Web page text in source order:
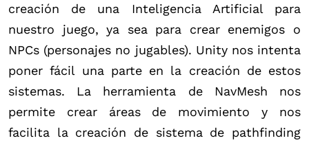
creación de una Inteligencia Artificial para
nuestro juego, ya sea para crear enemigos o
NPCs (personajes no jugables). Unity nos intenta
poner fácil una parte en la creación de estos
sistemas. La herramienta de NavMesh nos
permite crear áreas de movimiento y nos
facilita la creación de sistema de pathfinding